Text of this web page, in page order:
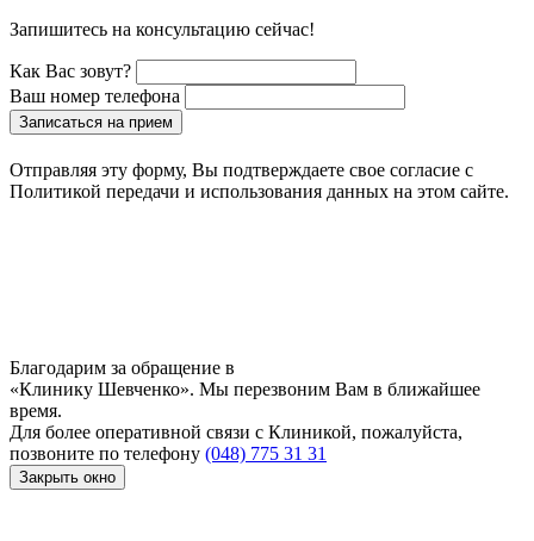
Запишитесь на консультацию сейчас!
Как Вас зовут?
Ваш номер телефона
Записаться на прием
Отправляя эту форму, Вы подтверждаете свое согласие с
Политикой передачи и использования данных на этом сайте.
Благодарим за обращение в
«Клинику Шевченко». Мы перезвоним Вам в ближайшее
время.
Для более оперативной связи с Клиникой, пожалуйста,
позвоните по телефону (048) 775 31 31
Закрыть окно